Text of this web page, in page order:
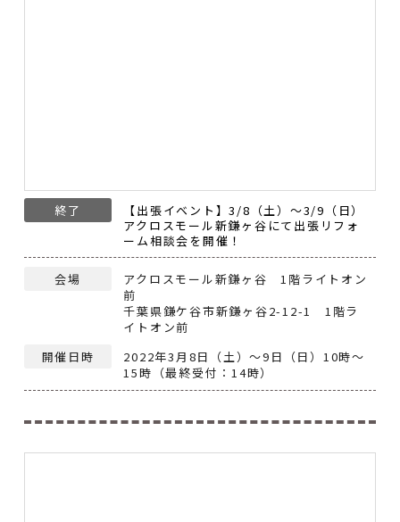
終了
【出張イベント】3/8（土）～3/9（日）
アクロスモール新鎌ヶ谷にて出張リフォ
ーム相談会を開催！
会場
アクロスモール新鎌ヶ谷 1階ライトオン
前
千葉県鎌ケ谷市新鎌ヶ谷2-12-1 1階ラ
イトオン前
開催日時
2022年3月8日（土）～9日（日）10時～
15時（最終受付：14時）